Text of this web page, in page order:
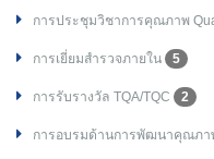
การประชุมวิชาการคุณภาพ
การเยี่ยมสำรวจภายใน 5
การรับรางวัล TQA/TQC 2
การอบรมด้านการพัฒนาคุณภา